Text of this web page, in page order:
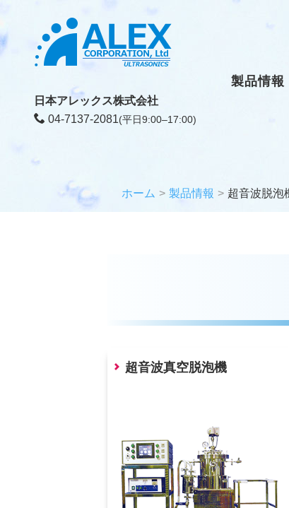
製品情報
日本アレックス株式会社
04-7137-2081(平日9:00–17:00)
ホーム 製品情報 超音波脱泡
超音波真空脱泡機